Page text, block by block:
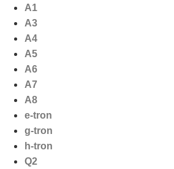
naar
inhoud
A1
A3
A4
A5
A6
A7
A8
e-tron
g-tron
h-tron
Q2